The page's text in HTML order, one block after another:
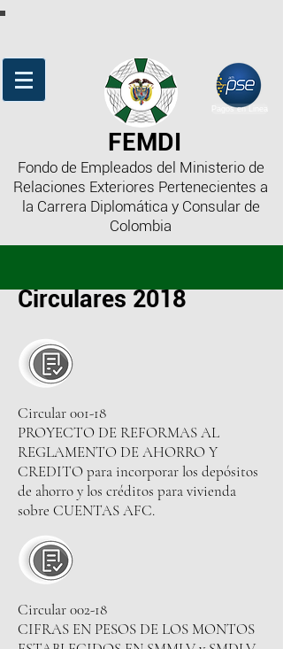
Pagos en Linea
FEMDI
Fondo de Empleados del Ministerio de
Relaciones Exteriores Pertenecientes a
la Carrera Diplomática y Consular de
Colombia
Circulares 2018
Circular 001-18
PROYECTO DE REFORMAS AL
REGLAMENTO DE AHORRO Y
CREDITO para incorporar los depósitos
de ahorro y los créditos para vivienda
sobre CUENTAS AFC.
Circular 002-18
CIFRAS EN PESOS DE LOS MONTOS